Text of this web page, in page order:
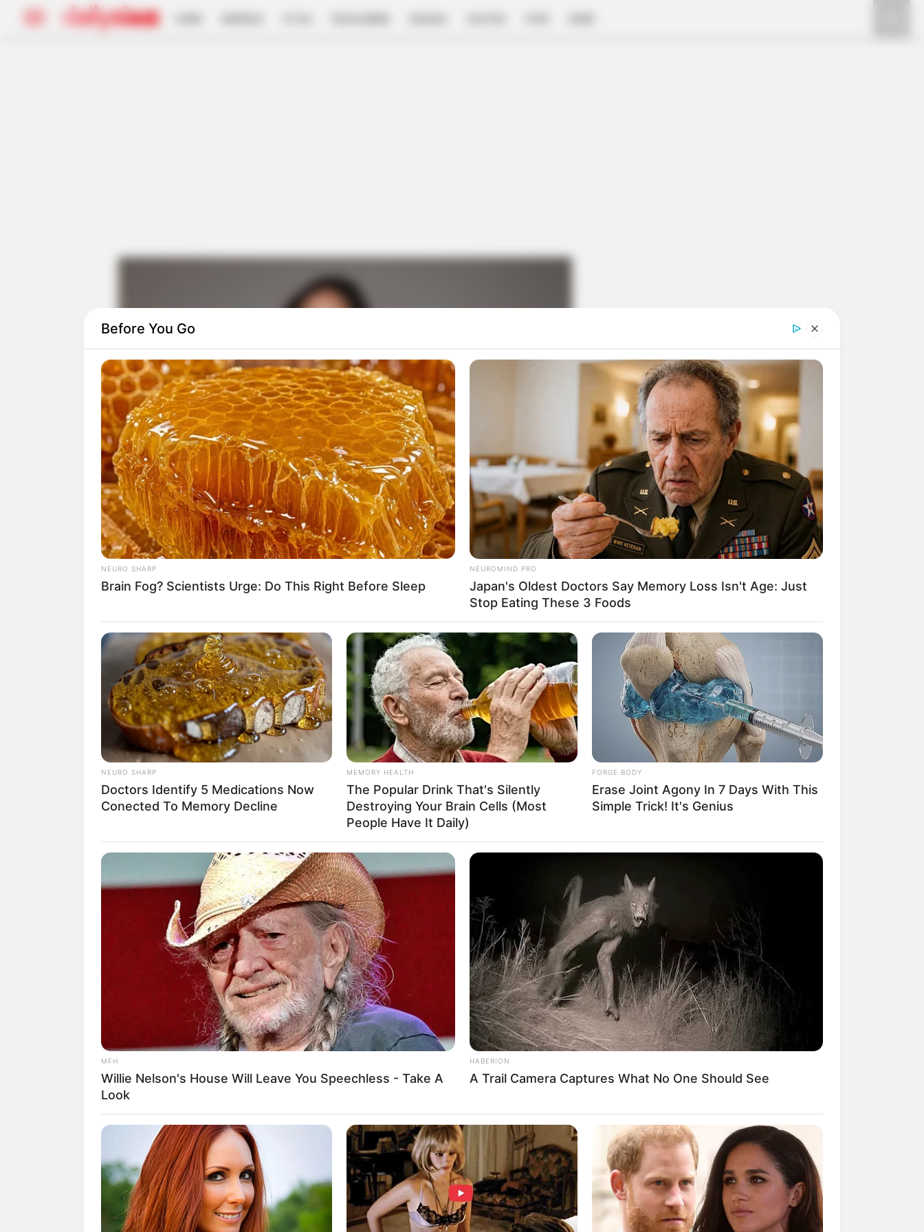
Hana Prinantina Malasan
VOTE
Tanggal Lahir: Tempat Lahir:
Bandung ,Jawa Barat,
Indonesia
Umur:
35 Tahun
Profesi:
Aktris,
SHARE TWEET SHARE WHATSAPP LINE
Edit
Hana Prinantina Malasan adalah seorang model dan aktris yang berkebangsaan Indonesia.
Ia terkenal usai salah satu finalis ajangGadis Sampul
tahun 2006. Selain itu, ia juga membintangi
filmDetektif Jaga Jarak(2023),Kereta Berdarah(2024),Pengepungan di Bukit Duri(2025).
Karier
Hana Prinantina Malasan memulai karirnya dengan menjadi finalis ajangGadis Sampul
tahun
2006. Kemudian tahun 2014, ia debut menjadi aktris. Peran pertamanya adalah sebagai ‘Dara’ di
FTVGanjaran Menantu Serakah
(2014).
Setelah perannya pada FTV tersebut, ia mulai mendapat banyak tawaran akting untuk
Serem! 9 Chat Ojek Online &
Pelanggan Ini Bikin Auto
Bikin Ngakak, 10 Potret
Cosplay Murah Pakai Bahan
Seadanya
Anti Mainstream, 10 Cara
Membawa Barang Belanjaan
Versi Warga Thailand
Before You Go
NEURO SHARP
Brain Fog? Scientists Urge: Do This Right Before Sleep
NEUROMIND PRO
Japan's Oldest Doctors Say Memory Loss Isn't Age: Just
Stop Eating These 3 Foods
NEURO SHARP
Doctors Identify 5 Medications Now
Conected To Memory Decline
MEMORY HEALTH
The Popular Drink That's Silently
Destroying Your Brain Cells (Most
People Have It Daily)
FORGE BODY
Erase Joint Agony In 7 Days With This
Simple Trick! It's Genius
MFH
Willie Nelson's House Will Leave You Speechless - Take A
Look
HABERION
A Trail Camera Captures What No One Should See